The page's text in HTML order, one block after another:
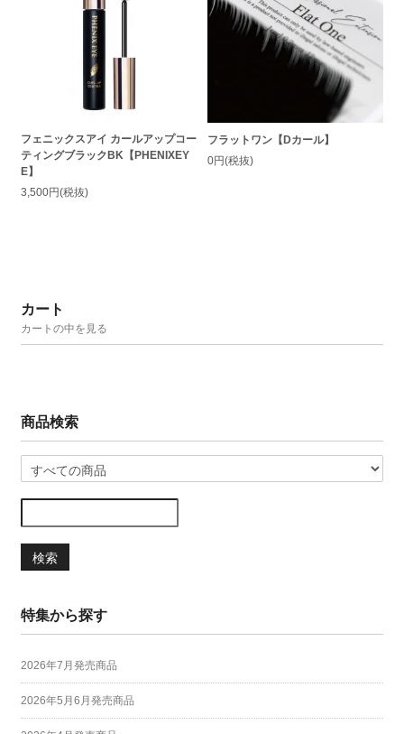
フェニックスアイ カールアップコー
ティングブラックBK【PHENIXEY
E】
3,500円(税抜)
フラットワン【Dカール】
0円(税抜)
カート
カートの中を見る
商品検索
検索
特集から探す
2026年7月発売商品
2026年5月6月発売商品